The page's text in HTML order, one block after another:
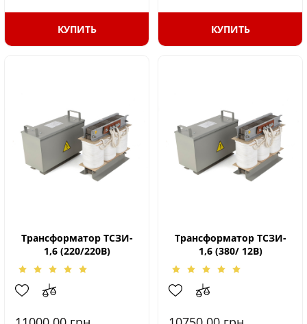
КУПИТЬ КУПИТЬ
Трансформатор ТСЗИ-
1,6 (220/220В)
Трансформатор ТСЗИ-
1,6 (380/ 12В)